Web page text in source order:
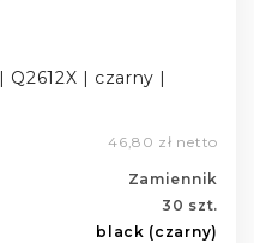
| czarny |
46,80 zł netto
Zamiennik
30 szt.
black (czarny)